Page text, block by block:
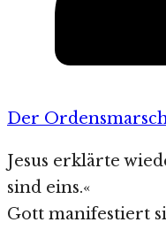
Der
Jesus erklärte
sind eins.«
Gott manifestiert